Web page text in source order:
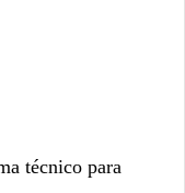
técnico para